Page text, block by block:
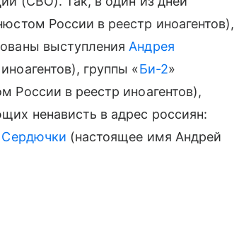
России в реестр иноагентов),
выступления Андрея
группы «Би-2»
России в реестр иноагентов),
ненависть в адрес россиян:
(настоящее имя Андрей